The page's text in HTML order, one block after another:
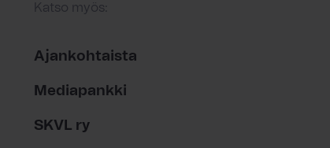
Katso myös:
Ajankohtaista
Mediapankki
SKVL ry